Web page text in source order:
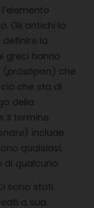
Gli antichi lo
definire la
greci hanno
(prósōpon) che
che sta di
della
Il termine
) include
qualsiasi,
di qualcuno.
sono stati
a sua